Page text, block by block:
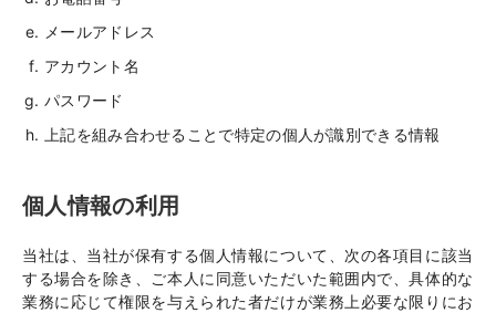
メールアドレス
アカウント名
パスワード
上記を組み合わせることで特定の個人が識別できる情報
個人情報の利用
当社は、当社が保有する個人情報について、次の各項目に該当
する場合を除き、ご本人に同意いただいた範囲内で、具体的な
業務に応じて権限を与えられた者だけが業務上必要な限りにお